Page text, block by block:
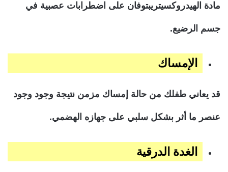
مادة الهيدروكسيتريبتوفان على اضطرابات عصبية في
جسم الرضيع.
الإمساك
قد يعاني طفلك من حالة إمساك مزمن نتيجة وجود وجود
عنصر ما أثر بشكل سلبي على جهازه الهضمي.
الغدة الدرقية